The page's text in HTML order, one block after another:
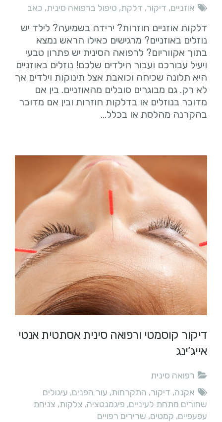
אוזניים, דיקור, דלקת, טיפול ברפואה סינית, כאב
דלקות אוזניים חוזרות? ירידה בשמיעה? לילד יש
נוזלים באוזניים? מרגישים כאילו הראש נמצא
בתוך אקווריום? לרפואה הסינית יש פתרון טבעי
ויעיל עבורכם ועבור הילדים שלכם! נוזלים באוזניים
היא תלונה שכיחה וכואבת אצל תינוקות וילדים אך
לא רק. גם מבוגרים סובלים מהאוזניים. בין אם
מדובר בנוזלים או בדלקות חוזרות ובין אם מדובר
בהקרנה מהלסת או בכלל…
דיקור קוסמטי ורפואה סינית אסתטית‎ אנטי
אייג’ינג
רפואה סינית
אקנה, דיקור, התקרחות, עור הפנים, עיגולים
שחורים מתחת לעיניים, פיגמנטציה, צלקות, צניחת
עפעפיים, קמטים, שרירים רפויים